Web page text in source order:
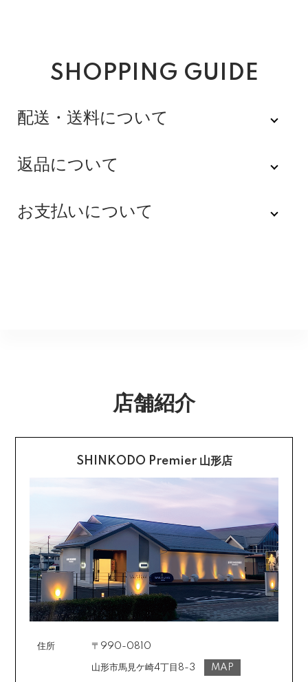
SHOPPING GUIDE
配送・送料について
佐川急便
全品送料無料にてお届けいたします。
※配達時間を指定できない地域（郡部以下は時間指定不
配送・送料の詳細はこちら
返品について
不良品
不良品に該当する場合は当方で負担いたします。返送希
知らせいたしますので、その後着払いでお送りくださ
返品の詳細はこちら
お支払いについて
カード不要の分割払い 【無金利で最大
60回分割】
《ショッピングクレジット》
ご注文受付メールにあわせて、お手続き用のURLをEメ
ールまたはショートメールにてお送りいたします。必要
事項をご入力の上、お手続きをお願いいたします。分割
回数は基本的に10～60回の中からお選びいただきま
場合によっては2～6回も可能ですのでご希望のお客様は
ご注文時に備考欄でお知らせください。※ショッピングク
店舗紹介
SHINKODO Premier 山形店
住所 〒990-0810
山形市馬見ケ崎4丁目8-3 MAP